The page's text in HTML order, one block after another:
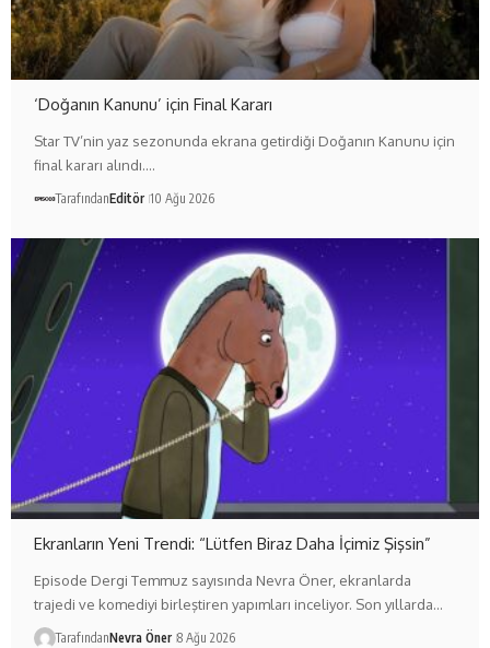
‘Doğanın Kanunu’ için Final Kararı
Star TV’nin yaz sezonunda ekrana getirdiği Doğanın Kanunu için
final kararı alındı.…
TarafındanEditör 10 Ağu 2026
Ekranların Yeni Trendi: “Lütfen Biraz Daha İçimiz Şişsin”
Episode Dergi Temmuz sayısında Nevra Öner, ekranlarda
trajedi ve komediyi birleştiren yapımları inceliyor. Son yıllarda…
TarafındanNevra Öner 8 Ağu 2026